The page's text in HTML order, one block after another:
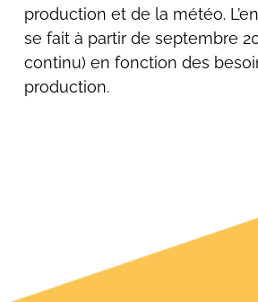
production et de la météo.
se fait à partir de septembre
continu) en fonction des
production.